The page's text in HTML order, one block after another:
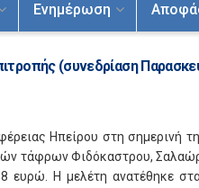
Ενημέρωση
(συνεδρίαση
Ηπείρου στη σημερινή
τάφρων Φιδόκαστρου,
ευρώ. Η μελέτη ανατέθηκε